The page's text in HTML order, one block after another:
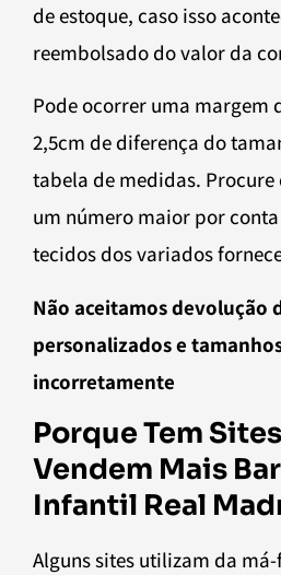
de estoque, caso isso
reembolsado do valor da
Pode ocorrer uma margem
2,5cm de diferença do
tabela de medidas.
um número maior por
tecidos dos variados
Não aceitamos devolução
personalizados e
incorretamente
Porque Tem
Vendem Mais
Infantil Real
Alguns sites utilizam da